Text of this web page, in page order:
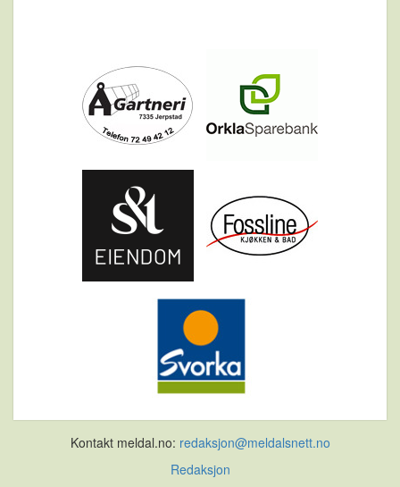
Kontakt meldal.no: redaksjon@meldalsnett.no
Redaksjon